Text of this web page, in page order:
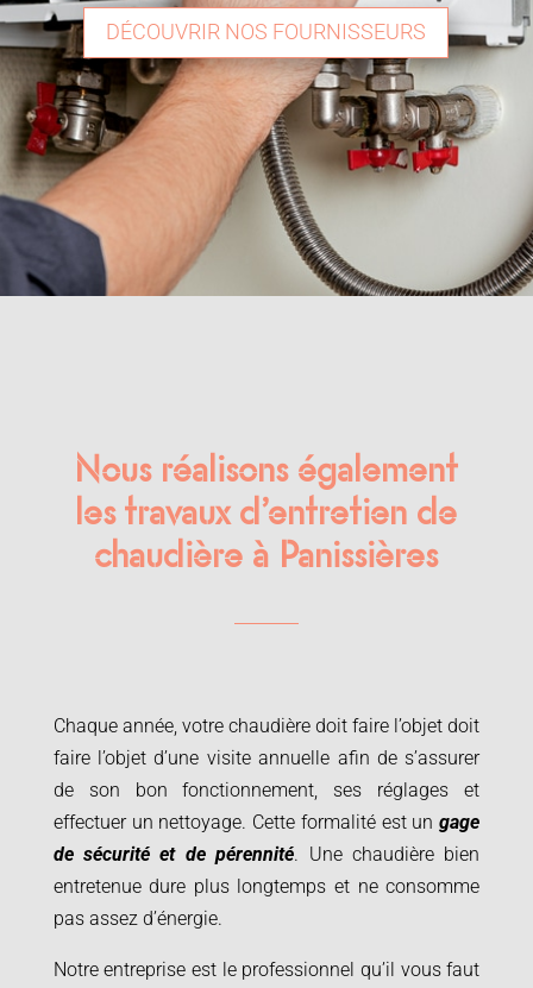
DÉCOUVRIR NOS FOURNISSEURS
Nous réalisons également
les travaux d’entretien de
chaudière à Panissières
Chaque année, votre chaudière doit faire l’objet doit
faire l’objet d’une visite annuelle afin de s’assurer
de son bon fonctionnement, ses réglages et
effectuer un nettoyage. Cette formalité est ungage
de sécurité et de pérennité. Une chaudière bien
entretenue dure plus longtemps et ne consomme
pas assez d’énergie.
Notre entreprise est le professionnel qu’il vous faut